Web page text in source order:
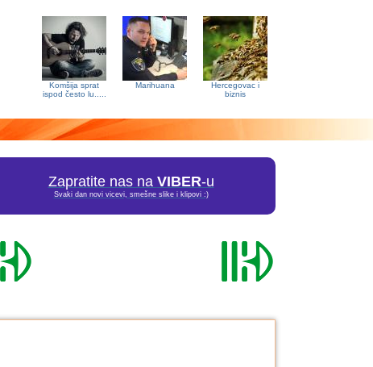
Hercegovac i
biznis
Marihuana
Komšija sprat
ispod često lu.....
Zapratite nas na VIBER-u
Svaki dan novi vicevi, smešne slike i klipovi :)